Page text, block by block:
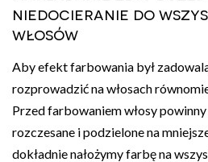
niedocieranie do
włosów
Aby efekt farbowania był
rozprowadzić na włosach
Przed farbowaniem włosy
rozczesane i podzielone na
dokładnie nałożymy farbę na